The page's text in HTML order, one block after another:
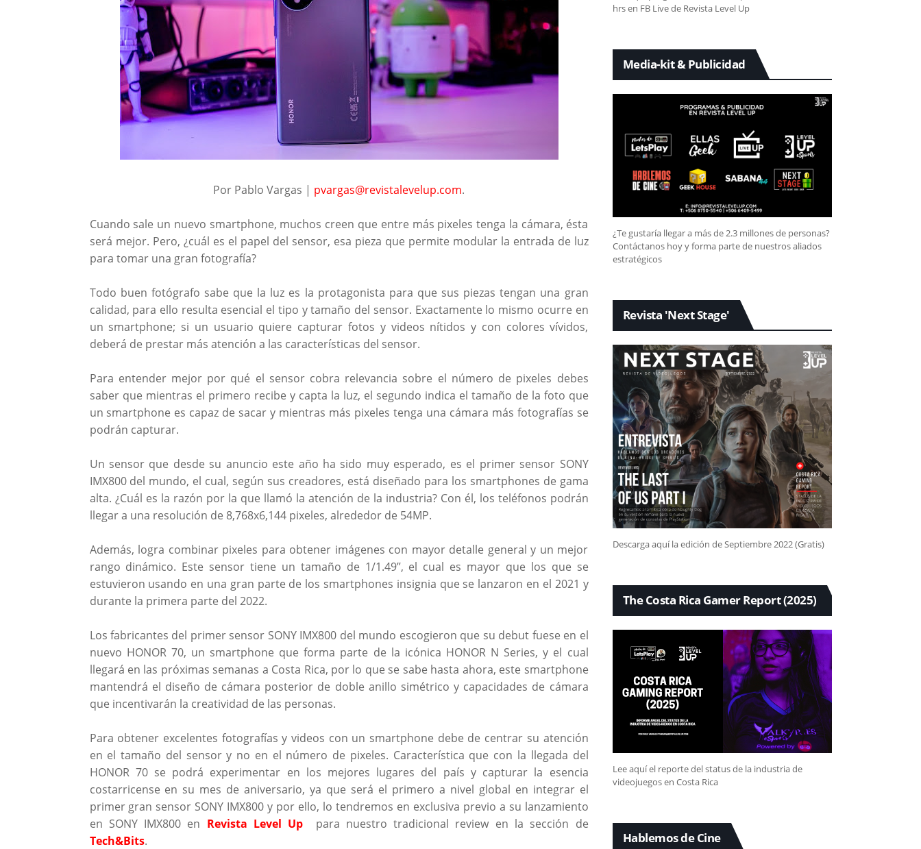
Por Pablo Vargas | pvargas@revistalevelup.com.
Cuando sale un nuevo smartphone, muchos creen que entre más pixeles tenga la cámara, ésta
será mejor. Pero, ¿cuál es el papel del sensor, esa pieza que permite modular la entrada de luz
para tomar una gran fotografía?
Todo buen fotógrafo sabe que la luz es la protagonista para que sus piezas tengan una gran
calidad, para ello resulta esencial el tipo y tamaño del sensor. Exactamente lo mismo ocurre en
un smartphone; si un usuario quiere capturar fotos y videos nítidos y con colores vívidos,
deberá de prestar más atención a las características del sensor.
Para entender mejor por qué el sensor cobra relevancia sobre el número de pixeles debes
saber que mientras el primero recibe y capta la luz, el segundo indica el tamaño de la foto que
un smartphone es capaz de sacar y mientras más pixeles tenga una cámara más fotografías se
podrán capturar.
Un sensor que desde su anuncio este año ha sido muy esperado, es el primer sensor SONY
IMX800 del mundo, el cual, según sus creadores, está diseñado para los smartphones de gama
alta. ¿Cuál es la razón por la que llamó la atención de la industria? Con él, los teléfonos podrán
llegar a una resolución de 8,768x6,144 pixeles, alrededor de 54MP.
Además, logra combinar pixeles para obtener imágenes con mayor detalle general y un mejor
rango dinámico. Este sensor tiene un tamaño de 1/1.49’’, el cual es mayor que los que se
estuvieron usando en una gran parte de los smartphones insignia que se lanzaron en el 2021 y
durante la primera parte del 2022.
Los fabricantes del primer sensor SONY IMX800 del mundo escogieron que su debut fuese en el
nuevo HONOR 70, un smartphone que forma parte de la icónica HONOR N Series, y el cual
llegará en las próximas semanas a Costa Rica, por lo que se sabe hasta ahora, este smartphone
mantendrá el diseño de cámara posterior de doble anillo simétrico y capacidades de cámara
que incentivarán la creatividad de las personas.
Para obtener excelentes fotografías y videos con un smartphone debe de centrar su atención
en el tamaño del sensor y no en el número de pixeles. Característica que con la llegada del
HONOR 70 se podrá experimentar en los mejores lugares del país y capturar la esencia
costarricense en su mes de aniversario, ya que será el primero a nivel global en integrar el
primer gran sensor SONY IMX800 y por ello, lo tendremos en exclusiva previo a su lanzamiento
en SONY IMX800 en Revista Level Up para nuestro tradicional review en la sección de
Tech&Bits.
hrs en FB Live de Revista Level Up
Media-kit & Publicidad
¿Te gustaría llegar a más de 2.3 millones de personas?
Contáctanos hoy y forma parte de nuestros aliados
estratégicos
Revista 'Next Stage'
Descarga aquí la edición de Septiembre 2022 (Gratis)
The Costa Rica Gamer Report (2025)
Lee aquí el reporte del status de la industria de
videojuegos en Costa Rica
Hablemos de Cine